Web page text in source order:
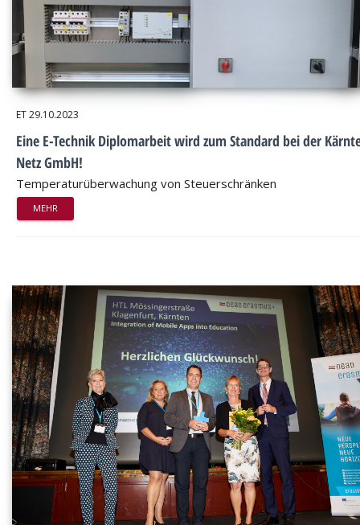
ET29.10.2023
Eine E-Technik Diplomarbeit wird zum Standard bei der
Netz GmbH!
Temperaturüberwachung von Steuerschränken
MEHR